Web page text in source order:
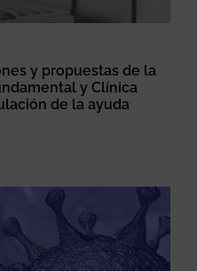
y propuestas de la
y Clínica
de la ayuda